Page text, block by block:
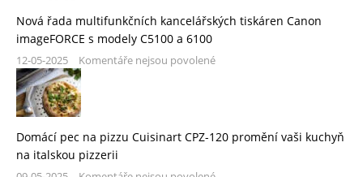
Nová řada multifunkčních kancelářských tiskáren Canon
imageFORCE s modely C5100 a 6100
12-05-2025 Komentáře nejsou povolené
Domácí pec na pizzu Cuisinart CPZ-120 promění vaši kuchyň
na italskou pizzerii